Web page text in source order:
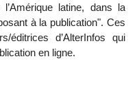
latine, dans la
à la publication". Ces
d’AlterInfos qui
en ligne.